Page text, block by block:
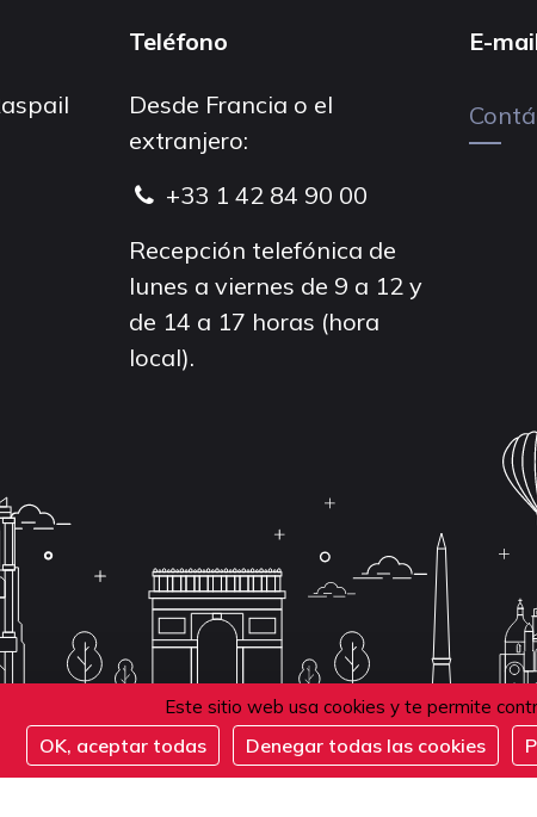
Este sitio web usa cookies y te permite
OK, aceptar todas Denegar todas las cookies
Teléfono
Desde Francia o el
extranjero:
+33 1 42 84 90 00
Recepción telefónica de
lunes a viernes de 9 a 12 y
de 14 a 17 horas (hora
local).
E-
examens
Politique de confidentialité